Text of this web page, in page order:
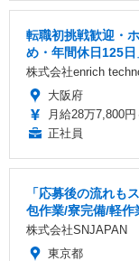
転職初挑戦歓迎・
め・年間休日125
株式会社enrich
大阪府
月給28万7,800
正社員
「応募後の流れも
包作業/寮完備/軽
株式会社SNJAPAN
東京都